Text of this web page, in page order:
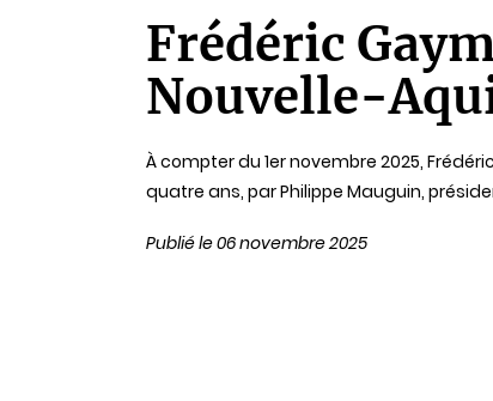
de
Frédéric
Nouvelle-
À compter du 1er novembre 2025,
quatre ans, par Philippe Mauguin,
Publié le 06 novembre 2025